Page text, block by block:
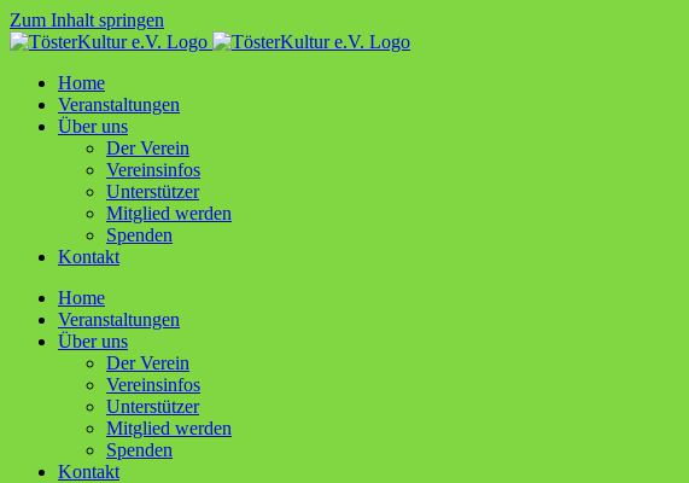
Zum Inhalt springen
Home
Ver­an­stal­tun­gen
Über uns
Der Ver­ein
Ver­ein­sin­fos
Unter­stüt­zer
Mit­glied werden
Spen­den
Kon­takt
Home
Ver­an­stal­tun­gen
Über uns
Der Ver­ein
Ver­ein­sin­fos
Unter­stüt­zer
Mit­glied werden
Spen­den
Kon­takt